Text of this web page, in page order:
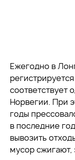
Ежегодно в
соответствует
Норвегии. При
годы
в последние
вывозить
мусор сжигают,